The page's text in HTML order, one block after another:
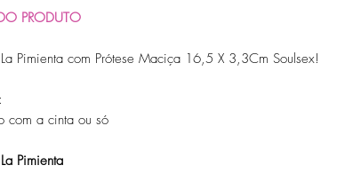
PRODUTO
Pimienta com Prótese Maciça 16,5 X 3,3Cm Soulsex!
com a cinta ou só
Pimienta